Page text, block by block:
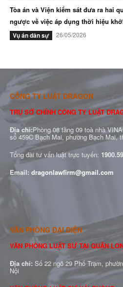
Tòa án và Viện kiểm sát đưa ra hai
ngược về việc áp dụng thời hiệu
Vụ án dân sự 26/05/2026
CÔNG TY LUẬT DRAGON
TRỤ SỞ CHÍNH CÔNG TY LUẬT
Địa chỉ:Phòng 08 tầng 09 toà nhà
số 459C Bạch Mai, phường Bạch Mai,
Tổng đài tư vấn luật trực tuyến:
Email: dragonlawfirm@gmail.com
VĂN PHÒNG ĐẠI DIỆN
VĂN PHÒNG LUẬT SƯ TẠI QUẬN
Địa chỉ: Số 22 ngõ 29 Phố Trạm,
Nội